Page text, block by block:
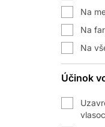
Na
Na
Na
Účinok